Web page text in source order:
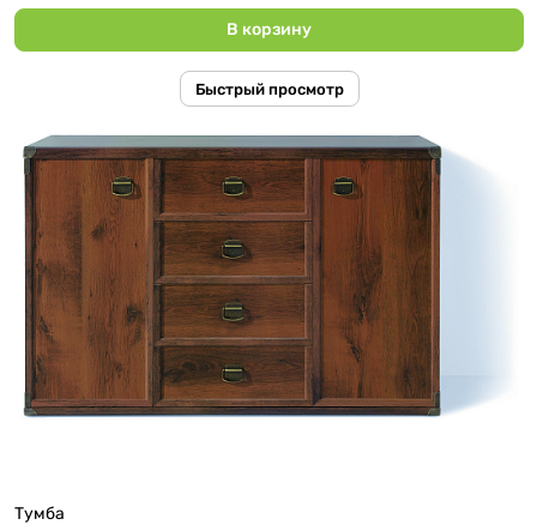
В корзину
Быстрый просмотр
Тумба